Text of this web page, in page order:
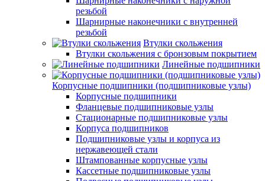
резьбой
Шарнирные наконечники с внутренней
резьбой
Втулки скольжения
Втулки скольжения с бронзовым покрытием
Линейные подшипники
Корпусные подшипники (подшипниковые узлы)
Корпусные подшипники
Фланцевые подшипниковые узлы
Стационарные подшипниковые узлы
Корпуса подшипников
Подшипниковые узлы и корпуса из
нержавеющей стали
Штампованные корпусные узлы
Кассетные подшипниковые узлы